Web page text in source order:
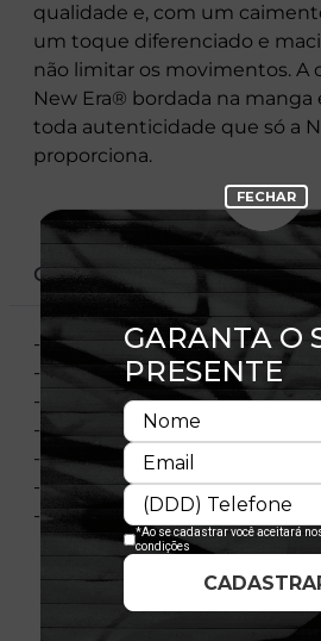
qualidade e, com um
um toque diferenciado e
não limitar os movimentos. A
New Era® bordada na manga
toda autenticidade que só a
proporciona.
CARACTERÍSTICAS
- Estampa Frontal
- Estampa Na Manga
- Flag Bordada Na Manga
- Malha
- 50% Algodão - 50% Poliéster
- Nacional
- Licença Oficial